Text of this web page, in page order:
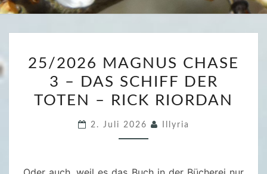
5
/
2
2
25/2026 MAGNUS CHASE
3 – DAS SCHIFF DER
TOTEN – RICK RIORDAN
2. Juli 2026 Illyria